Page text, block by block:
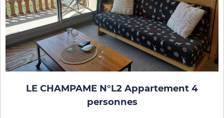
LE CHAMPAME N°L2 Appartement 4
personnes